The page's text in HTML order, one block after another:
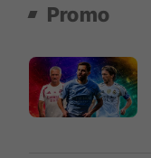
Promo